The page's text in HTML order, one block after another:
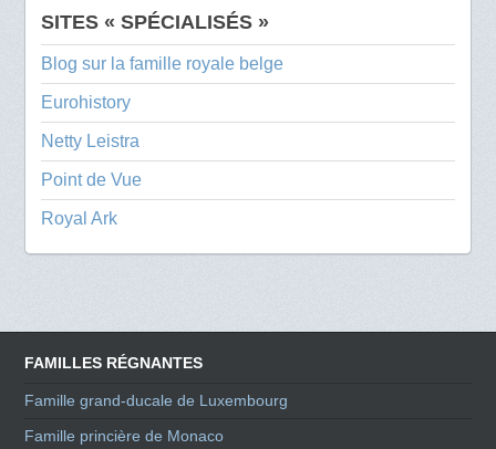
SITES « SPÉCIALISÉS »
Blog sur la famille royale belge
Eurohistory
Netty Leistra
Point de Vue
Royal Ark
FAMILLES RÉGNANTES
Famille grand-ducale de Luxembourg
Famille princière de Monaco